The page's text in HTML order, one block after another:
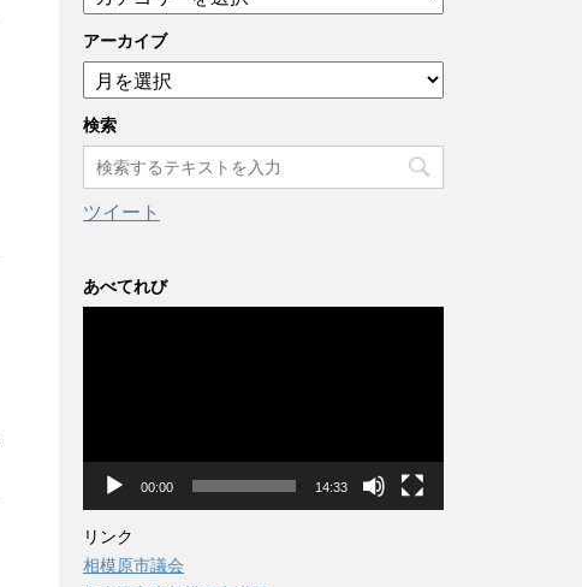
テ
ゴ
リ
ー
アーカイブ
ア
ー
カ
イ
ブ
検索
ツイート
あべてれび
ー
00:00 14:33
リンク
相模原市議会